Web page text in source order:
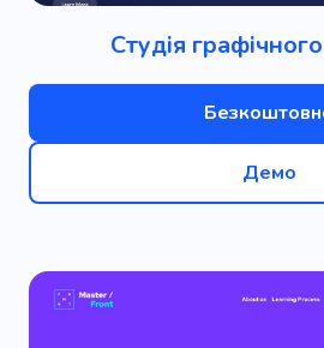
Студія
Демо